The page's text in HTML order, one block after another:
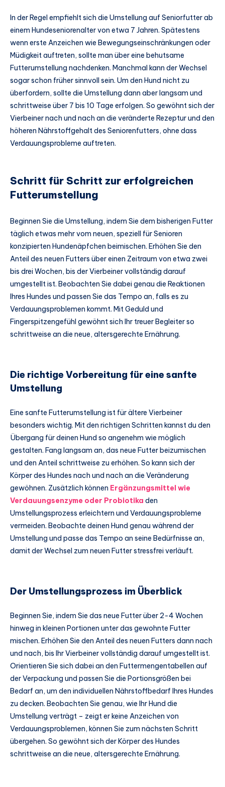
In der Regel empfiehlt sich die Umstellung auf Seniorfutter ab
einem Hundeseniorenalter von etwa 7 Jahren. Spätestens
wenn erste Anzeichen wie Bewegungseinschränkungen oder
Müdigkeit auftreten, sollte man über eine behutsame
Futterumstellung nachdenken. Manchmal kann der Wechsel
sogar schon früher sinnvoll sein. Um den Hund nicht zu
überfordern, sollte die Umstellung dann aber langsam und
schrittweise über 7 bis 10 Tage erfolgen. So gewöhnt sich der
Vierbeiner nach und nach an die veränderte Rezeptur und den
höheren Nährstoffgehalt des Seniorenfutters, ohne dass
Verdauungsprobleme auftreten.
Schritt für Schritt zur erfolgreichen
Futterumstellung
Beginnen Sie die Umstellung, indem Sie dem bisherigen Futter
täglich etwas mehr vom neuen, speziell für Senioren
konzipierten Hundenäpfchen beimischen. Erhöhen Sie den
Anteil des neuen Futters über einen Zeitraum von etwa zwei
bis drei Wochen, bis der Vierbeiner vollständig darauf
umgestellt ist. Beobachten Sie dabei genau die Reaktionen
Ihres Hundes und passen Sie das Tempo an, falls es zu
Verdauungsproblemen kommt. Mit Geduld und
Fingerspitzengefühl gewöhnt sich Ihr treuer Begleiter so
schrittweise an die neue, altersgerechte Ernährung.
Die richtige Vorbereitung für eine sanfte
Umstellung
Eine sanfte Futterumstellung ist für ältere Vierbeiner
besonders wichtig. Mit den richtigen Schritten kannst du den
Übergang für deinen Hund so angenehm wie möglich
gestalten. Fang langsam an, das neue Futter beizumischen
und den Anteil schrittweise zu erhöhen. So kann sich der
Körper des Hundes nach und nach an die Veränderung
gewöhnen. Zusätzlich können Ergänzungsmittel wie
Verdauungsenzyme oder Probiotika den
Umstellungsprozess erleichtern und Verdauungsprobleme
vermeiden. Beobachte deinen Hund genau während der
Umstellung und passe das Tempo an seine Bedürfnisse an,
damit der Wechsel zum neuen Futter stressfrei verläuft.
Der Umstellungsprozess im Überblick
Beginnen Sie, indem Sie das neue Futter über 2-4 Wochen
hinweg in kleinen Portionen unter das gewohnte Futter
mischen. Erhöhen Sie den Anteil des neuen Futters dann nach
und nach, bis Ihr Vierbeiner vollständig darauf umgestellt ist.
Orientieren Sie sich dabei an den Futtermengentabellen auf
der Verpackung und passen Sie die Portionsgrößen bei
Bedarf an, um den individuellen Nährstoffbedarf Ihres Hundes
zu decken. Beobachten Sie genau, wie Ihr Hund die
Umstellung verträgt – zeigt er keine Anzeichen von
Verdauungsproblemen, können Sie zum nächsten Schritt
übergehen. So gewöhnt sich der Körper des Hundes
schrittweise an die neue, altersgerechte Ernährung.